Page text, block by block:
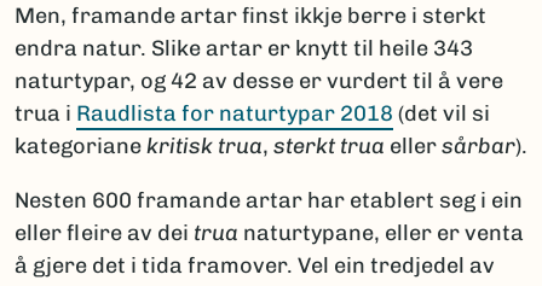
Men, framande artar finst ikkje berre i sterkt
endra natur. Slike artar er knytt til heile 343
naturtypar, og 42 av desse er vurdert til å vere
trua i Raudlista for naturtypar 2018 (det vil si
kategorianekritisk trua, sterkt trua ellersårbar).
Nesten 600 framande artar har etablert seg i ein
eller fleire av dei trua naturtypane, eller er venta
å gjere det i tida framover. Vel ein tredjedel av